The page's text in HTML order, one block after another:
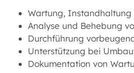
Wartung, Instandhaltung
Analyse und Behebung
Durchführung
Unterstützung bei
Dokumentation von